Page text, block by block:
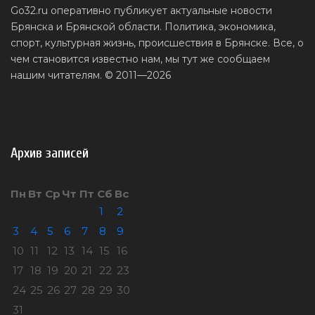
Go32.ru оперативно публикует актуальные новости
Брянска и Брянской области. Политика, экономика,
спорт, культурная жизнь, происшествия в Брянске. Все, о
чем становится известно нам, мы тут же сообщаем
нашим читателям. © 2011—2026
Архив записей
Пн Вт Ср Чт Пт Сб Вс
1
2
3
4 5 6 7 8
9
10 11 12 13 14 15 16
17 18 19 20 21 22 23
24 25 26 27 28 29 30
31